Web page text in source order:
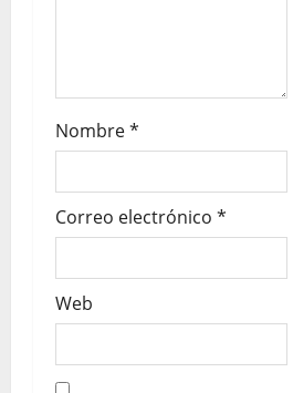
Nombre*
Correo electrónico *
Web